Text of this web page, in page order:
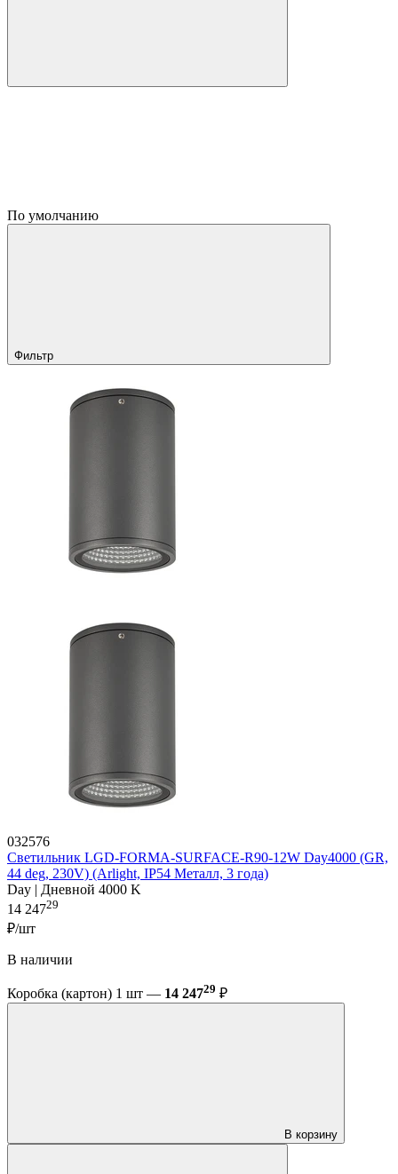
По умолчанию
Фильтр
032576
Светильник LGD-FORMA-SURFACE-R90-12W Day4000 (GR,
44 deg, 230V) (Arlight, IP54 Металл, 3 года)
Day | Дневной 4000 K
14 24729
₽/шт
В наличии
Коробка (картон) 1 шт — 14 24729 ₽
В корзину